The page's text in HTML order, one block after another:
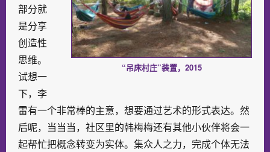
“吊床村庄”装置，2015
部分就
是分享
创造性
思维。
试想一
下，李
雷有一个非常棒的主意，想要通过艺术的形式表达。然
后呢，当当当，社区里的韩梅梅还有其他小伙伴将会一
起帮忙把概念转变为实体。集众人之力，完成个体无法